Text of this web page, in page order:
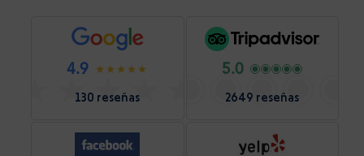
4.9
130 reseñas
5.0
2649 reseñas